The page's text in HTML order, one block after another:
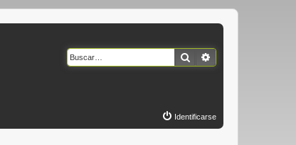
Buscar
Identificarse